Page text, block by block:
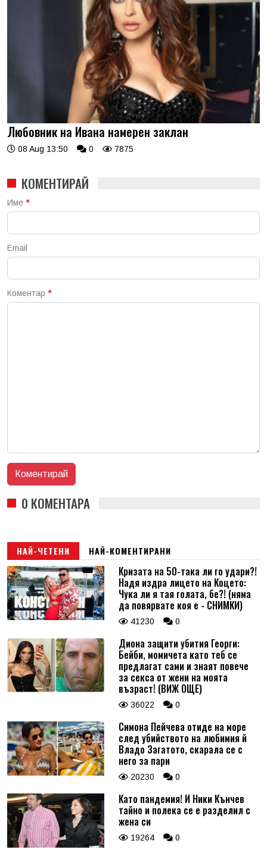
Любовник на Ивана намерен заклан
08 Aug 13:50 0 7875
КОМЕНТИРАЙ
Име *
Email
Коментар *
0 КОМЕНТАРА
НАЙ-ЧЕТЕНИ НАЙ-КОМЕНТИРАНИ
Кризата на 50-така ли го удари?!
Надя издра лицето на Коцето:
Чука ли я тая голата, бе?! (няма
да повярвате коя е - СНИМКИ)
41230 0
Диона защити убития Георги:
Бейби, момичета като теб се
предлагат сами и знаят повече
за секса от жени на моята
възраст! (ВИЖ ОЩЕ)
36022 0
Симона Пейчева отиде на море
след убийството на любимия й
Владо Загатото, скарала се с
него за пари
20230 0
Като пандемия! И Ники Кънчев
тайно и полека се е разделил с
жена си
19264 0